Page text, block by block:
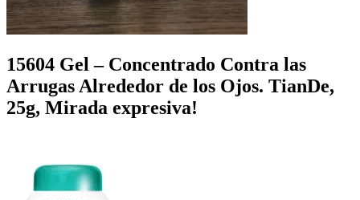
15604 Gel – Concentrado Contra las
Arrugas Alrededor de los Ojos. TianDe,
25g, Mirada expresiva!